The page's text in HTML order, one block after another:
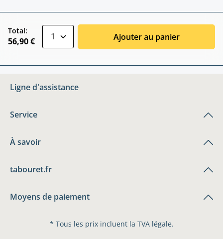
Total:
56,90 € Ajouter au panier
Ligne d'assistance
Service
À savoir
tabouret.fr
Moyens de paiement
* Tous les prix incluent la TVA légale.